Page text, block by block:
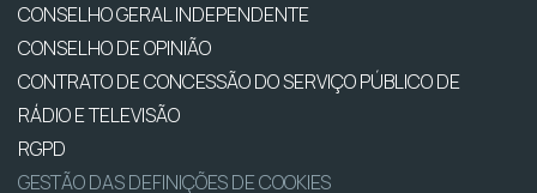
CONSELHO GERAL INDEPENDENTE
CONSELHO DE OPINIÃO
CONTRATO DE CONCESSÃO DO SERVIÇO PÚBLICO DE
RÁDIO E TELEVISÃO
RGPD
GESTÃO DAS DEFINIÇÕES DE COOKIES